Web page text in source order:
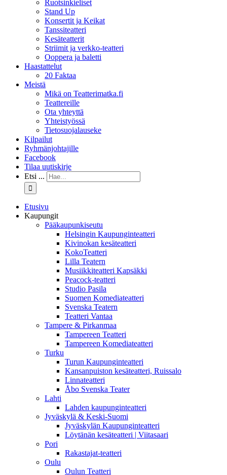
Ruotsinkieliset
Stand Up
Konsertit ja Keikat
Tanssiteatteri
Kesäteatterit
Striimit ja verkko-teatteri
Ooppera ja baletti
Haastattelut
20 Faktaa
Meistä
Mikä on Teatterimatka.fi
Teattereille
Ota yhteyttä
Yhteistyössä
Tietosuojalauseke
Kilpailut
Ryhmänjohtajille
Facebook
Tilaa uutiskirje
Etsi ...
Etusivu
Kaupungit
Pääkaupunkiseutu
Helsingin Kaupunginteatteri
Kivinokan kesäteatteri
KokoTeatteri
Lilla Teatern
Musiikkiteatteri Kapsäkki
Peacock-teatteri
Studio Pasila
Suomen Komediateatteri
Svenska Teatern
Teatteri Vantaa
Tampere & Pirkanmaa
Tampereen Teatteri
Tampereen Komediateatteri
Turku
Turun Kaupunginteatteri
Kansanpuiston kesäteatteri, Ruissalo
Linnateatteri
Åbo Svenska Teater
Lahti
Lahden kaupunginteatteri
Jyväskylä & Keski-Suomi
Jyväskylän Kaupunginteatteri
Löytänän kesäteatteri | Viitasaari
Pori
Rakastajat-teatteri
Oulu
Oulun Teatteri